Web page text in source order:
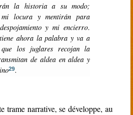
locura y mentirán para
y mi encierro.
ahora la palabra y va a
los juglares recojan la
de aldea en aldea y
29.
trame narrative, se développe, au